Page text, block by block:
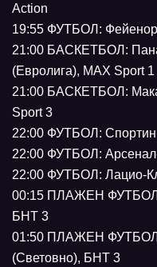
Action
19:55 ФУТБОЛ:
21:00 БАСКЕТБОЛ:
(Евролига), MAX Sport 1
21:00 БАСКЕТБОЛ:
Sport 3
22:00 ФУТБОЛ:
22:00 ФУТБОЛ:
22:00 ФУТБОЛ: Лацио-
00:15 ПЛАЖЕН ФУТБОЛ:
БНТ 3
01:50 ПЛАЖЕН ФУТБОЛ:
(Световно), БНТ 3